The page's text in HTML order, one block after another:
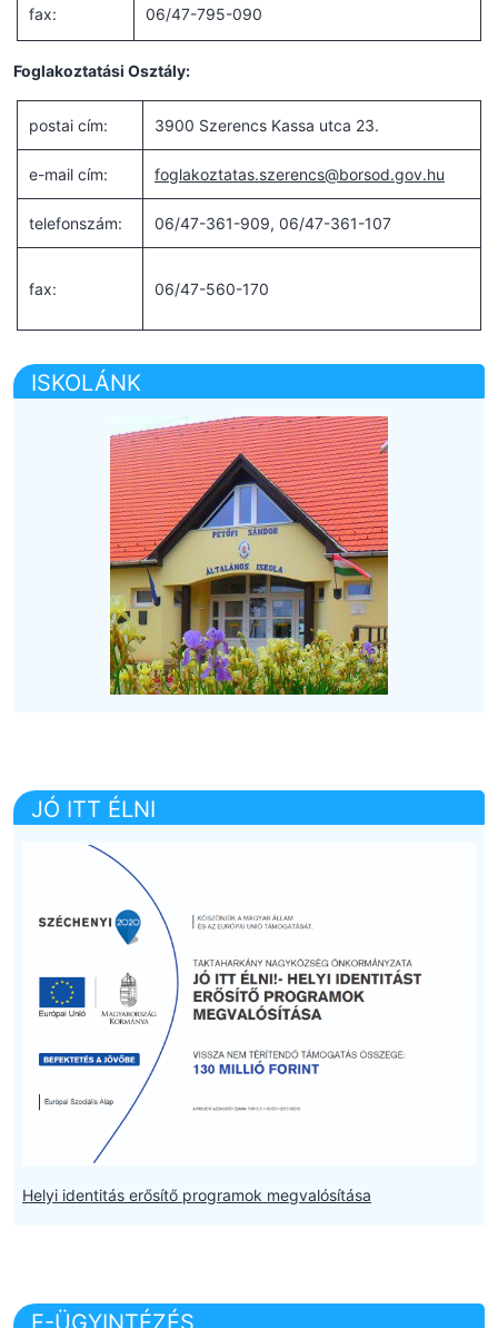
fax: 06/47-795-090
Foglakoztatási Osztály:
postai cím: 3900 Szerencs Kassa utca 23.
e-mail cím: foglakoztatas.szerencs@borsod.gov.hu
telefonszám: 06/47-361-909, 06/47-361-107
fax: 06/47-560-170
ISKOLÁNK
JÓ ITT ÉLNI
Helyi identitás erősítő programok megvalósítása
E-ÜGYINTÉZÉS